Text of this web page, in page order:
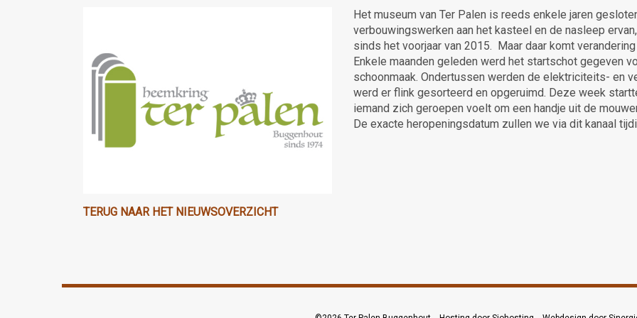
Het museum van Ter Palen is reeds enkele jaren
verbouwingswerken aan het kasteel en de nasleep
sinds het voorjaar van 2015. Maar daar komt
Enkele maanden geleden werd het startschot gegeven
schoonmaak. Ondertussen werden de elektriciteits- en
werd er flink gesorteerd en opgeruimd. Deze week
iemand zich geroepen voelt om een handje uit de
De exacte heropeningsdatum zullen we via dit kanaal
TERUG NAAR HET NIEUWSOVERZICHT